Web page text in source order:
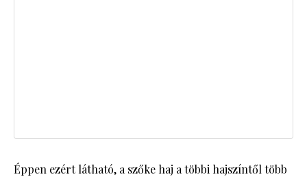
Éppen ezért látható, a szőke haj a többi hajszíntől több